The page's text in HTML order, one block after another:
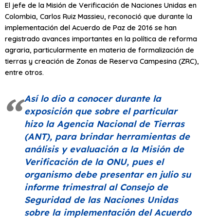
El jefe de la Misión de Verificación de Naciones Unidas en
Colombia, Carlos Ruiz Massieu, reconoció que durante la
implementación del Acuerdo de Paz de 2016 se han
registrado avances importantes en la política de reforma
agraria, particularmente en materia de formalización de
tierras y creación de Zonas de Reserva Campesina (ZRC),
entre otros.
Así lo dio a conocer durante la
exposición que sobre el particular
hizo la Agencia Nacional de Tierras
(ANT), para brindar herramientas de
análisis y evaluación a la Misión de
Verificación de la ONU, pues el
organismo debe presentar en julio su
informe trimestral al Consejo de
Seguridad de las Naciones Unidas
sobre la implementación del Acuerdo